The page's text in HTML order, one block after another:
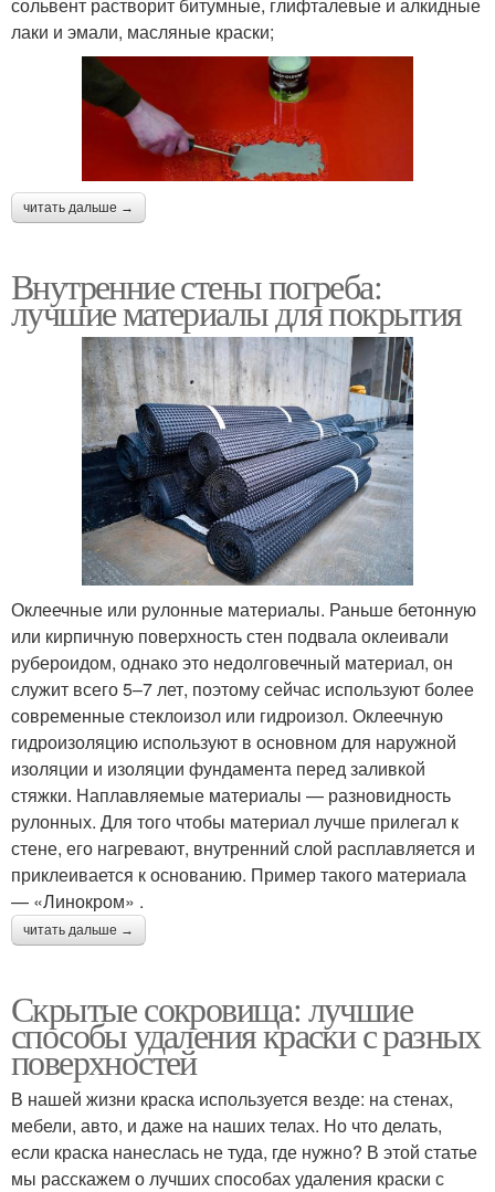
лаки и эмали, масляные краски;
читать дальше →
Внутренние стены погреба:
лучшие материалы для покрытия
Оклеечные или рулонные материалы. Раньше бетонную
или кирпичную поверхность стен подвала оклеивали
рубероидом, однако это недолговечный материал, он
служит всего 5–7 лет, поэтому сейчас используют более
современные стеклоизол или гидроизол. Оклеечную
гидроизоляцию используют в основном для наружной
изоляции и изоляции фундамента перед заливкой
стяжки. Наплавляемые материалы — разновидность
рулонных. Для того чтобы материал лучше прилегал к
стене, его нагревают, внутренний слой расплавляется и
приклеивается к основанию. Пример такого материала
— «Линокром» .
читать дальше →
Скрытые сокровища: лучшие
способы удаления краски с разных
поверхностей
В нашей жизни краска используется везде: на стенах,
мебели, авто, и даже на наших телах. Но что делать,
если краска нанеслась не туда, где нужно? В этой статье
мы расскажем о лучших способах удаления краски с